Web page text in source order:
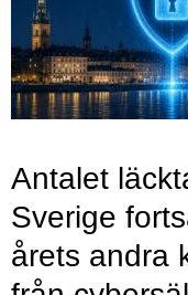
Antalet
Sverige
årets andra